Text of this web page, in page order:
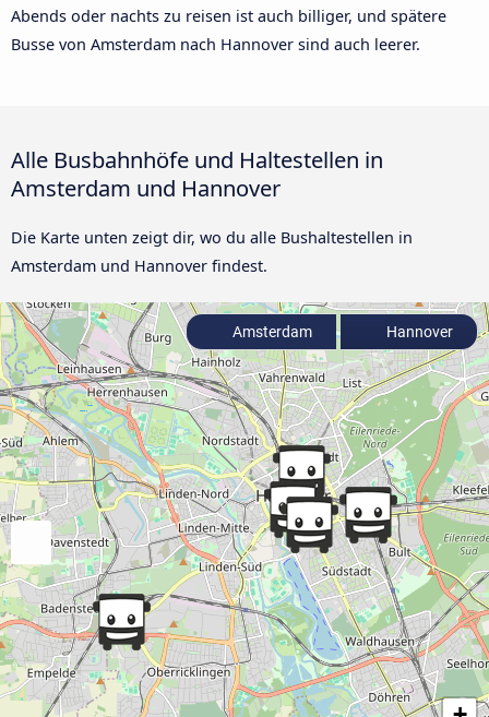
Abends oder nachts zu reisen ist auch billiger, und spätere
Busse von Amsterdam nach Hannover sind auch leerer.
Alle Busbahnhöfe und Haltestellen in
Amsterdam und Hannover
Die Karte unten zeigt dir, wo du alle Bushaltestellen in
Amsterdam und Hannover findest.
Amsterdam Hannover